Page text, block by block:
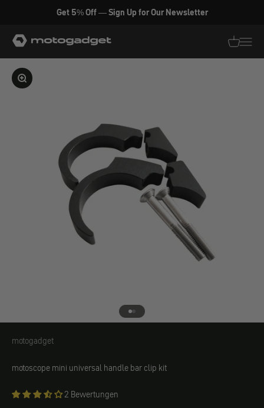
Zum Inhalt springen
Get 5% Off — Sign Up for Our Newsletter
motogadget GmbH
Bild vergrößern
Gehe zu Element 1
Gehe zu Element 2
motogadget
motogadget
motoscope mini universal handle bar clip kit
2 Bewertungen